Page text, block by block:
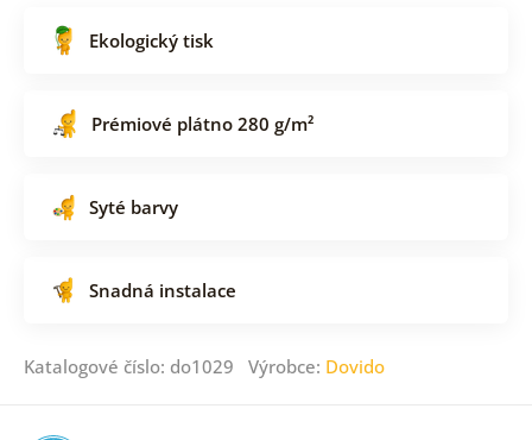
Ekologický tisk
Prémiové plátno 280 g/m²
Syté barvy
Snadná instalace
Katalogové číslo: do1029 Výrobce: Dovido